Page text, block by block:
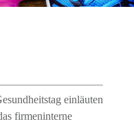
einläuten
firmeninterne